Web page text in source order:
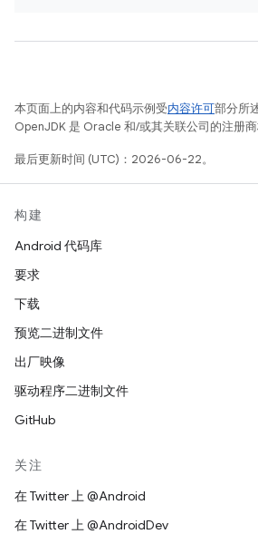
本页面上的内容和代码示例受内容许可部分所
OpenJDK 是 Oracle 和/或其关联公司的注册商
最后更新时间 (UTC)：2026-06-22。
构建
Android 代码库
要求
下载
预览二进制文件
出厂映像
驱动程序二进制文件
GitHub
关注
在 Twitter 上 @Android
在 Twitter 上 @AndroidDev